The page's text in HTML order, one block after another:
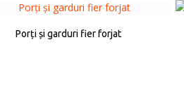
Porți și garduri fier forjat